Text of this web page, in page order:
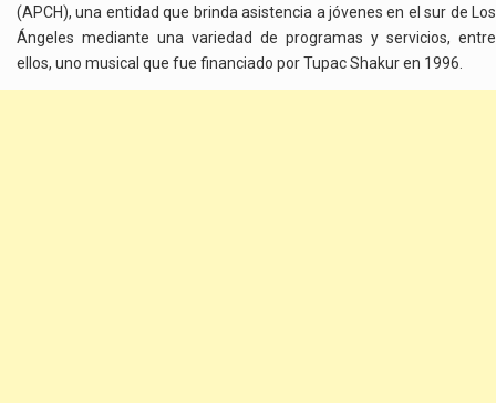
(APCH), una entidad que brinda asistencia a jóvenes en el sur de Los
Ángeles mediante una variedad de programas y servicios, entre
ellos, uno musical que fue financiado por Tupac Shakur en 1996.